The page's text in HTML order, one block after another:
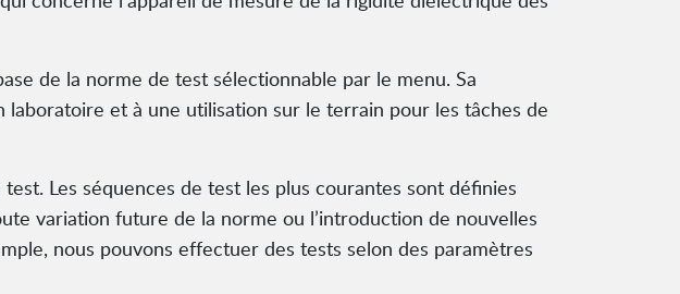
de la norme de test sélectionnable par le menu. Sa
et à une utilisation sur le terrain pour les tâches de
Les séquences de test les plus courantes sont définies
variation future de la norme ou l’introduction de nouvelles
nous pouvons effectuer des tests selon des paramètres